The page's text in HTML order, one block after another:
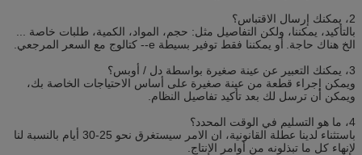
2، يمكنك إرسال الاقتباس؟
بالتأكيد، يمكننا، ولكن التفاصيل مثل: حجم، المواد، الكمية، طلبات خاصة ...
الخ هناك حاجة.
أو يمكننا فقط توفير بسيطة e-- كتالوج مع السعر المرجعي.
3، يمكنك التعبير عن عينة صغيرة بواسطة دل / أوبس؟
ويمكن إجراء قطعة من عينة صغيرة على أساس الاحتياجات الخاصة بك،
ويمكن أن ترسل لك بعد تأكيد تفاصيل النظام.
4، ما هو التسليم في الوقت المحدد؟
باستثناء لدينا عطلة القانونية، ان الامر سيستغرق نحو 25-30 أيام بالنسبة لنا
لإنهاء كل ما تبذلونه من أوامر الإنتاج.